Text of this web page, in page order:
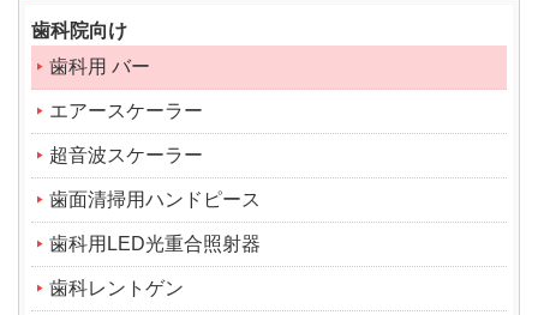
歯科院向け
歯科用 バー
エアースケーラー
超音波スケーラー
歯面清掃用ハンドピース
歯科用LED光重合照射器
歯科レントゲン